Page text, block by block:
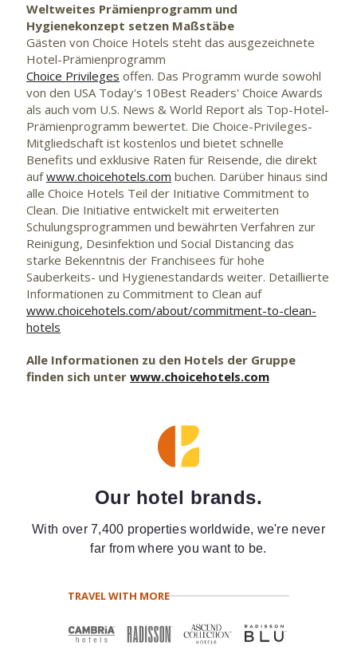
Weltweites Prämienprogramm und
Hygienekonzept setzen Maßstäbe
Gästen von Choice Hotels steht das ausgezeichnete
Hotel-Prämienprogramm
Choice Privileges offen. Das Programm wurde sowohl
von den USA Today's 10Best Readers' Choice Awards
als auch vom U.S. News & World Report als Top-Hotel-
Prämienprogramm bewertet. Die Choice-Privileges-
Mitgliedschaft ist kostenlos und bietet schnelle
Benefits und exklusive Raten für Reisende, die direkt
aufwww.choicehotels.com buchen. Darüber hinaus sind
alle Choice Hotels Teil der Initiative Commitment to
Clean. Die Initiative entwickelt mit erweiterten
Schulungsprogrammen und bewährten Verfahren zur
Reinigung, Desinfektion und Social Distancing das
starke Bekenntnis der Franchisees für hohe
Sauberkeits- und Hygienestandards weiter. Detaillierte
Informationen zu Commitment to Clean auf
www.choicehotels.com/about/commitment-to-clean-
hotels
Alle Informationen zu den Hotels der Gruppe
finden sich unter www.choicehotels.com
Our hotel brands.
With over 7,400 properties worldwide, we're never
far from where you want to be.
TRAVEL WITH MORE